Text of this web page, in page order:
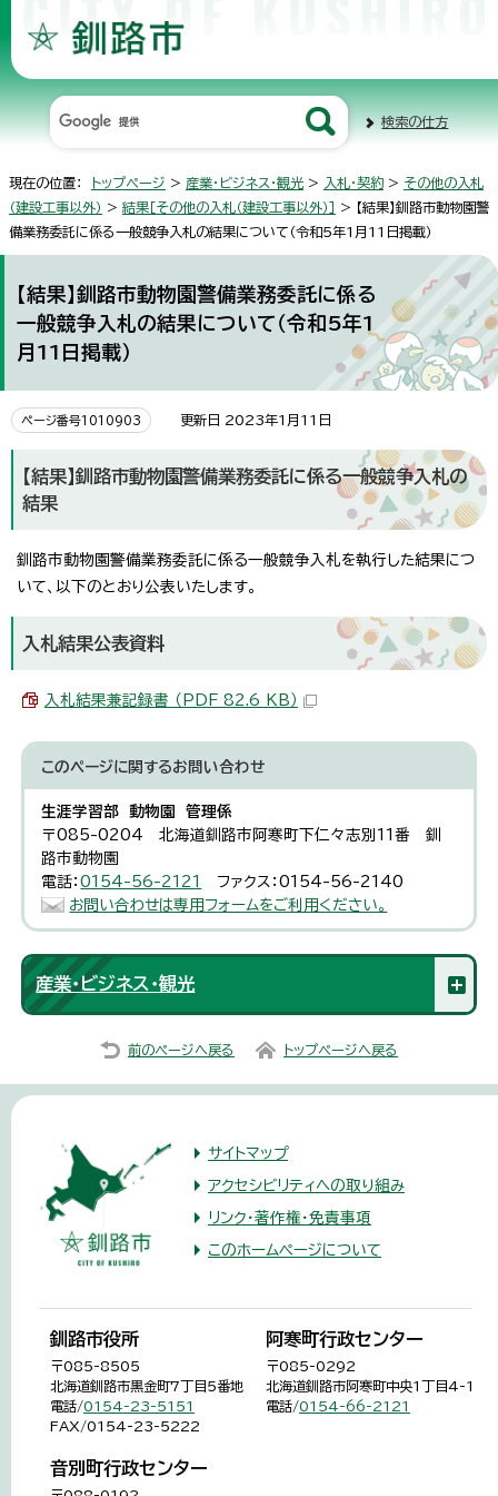
検索の仕方
現在の位置： トップページ > 産業・ビジネス・観光 > 入札・契約 > その他の入札
（建設工事以外） > 結果［その他の入札（建設工事以外）］
> 【結果】釧路市動物園警
備業務委託に係る一般競争入札の結果について（令和5年1月11日掲載）
【結果】釧路市動物園警備業務委託に係る
一般競争入札の結果について（令和5年1
月11日掲載）
ページ番号1010903 更新日 2023年1月11日
【結果】釧路市動物園警備業務委託に係る一般競争入札の
結果
釧路市動物園警備業務委託に係る一般競争入札を執行した結果につ
いて、以下のとおり公表いたします。
入札結果公表資料
入札結果兼記録書 （PDF 82.6 KB）
このページに関するお問い合わせ
生涯学習部 動物園 管理係
〒085-0204 北海道釧路市阿寒町下仁々志別11番 釧
路市動物園
電話：0154-56-2121
ファクス：0154-56-2140
お問い合わせは専用フォームをご利用ください。
産業・ビジネス・観光
前のページへ戻る トップページへ戻る
サイトマップ
アクセシビリティへの取り組み
リンク・著作権・免責事項
このホームページについて
釧路市役所
〒085-8505
北海道釧路市黒金町7丁目5番地
電話/0154-23-5151
FAX/0154-23-5222
阿寒町行政センター
〒085-0292
北海道釧路市阿寒町中央1丁目4-1
電話/0154-66-2121
音別町行政センター